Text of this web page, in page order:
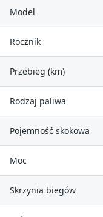
Model
Rocznik
Przebieg (km)
Rodzaj paliwa
Pojemność skokowa
Moc
Skrzynia biegów